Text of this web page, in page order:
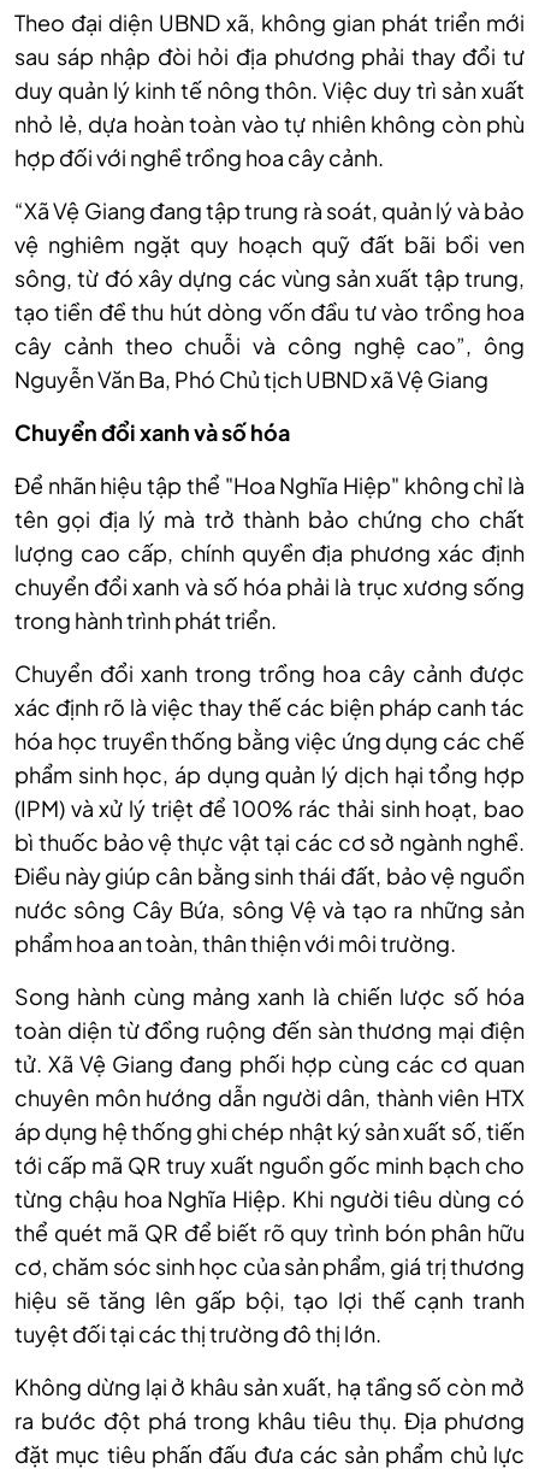
Theo đại diện UBND xã, không gian phát triển mới
sau sáp nhập đòi hỏi địa phương phải thay đổi tư
duy quản lý kinh tế nông thôn. Việc duy trì sản xuất
nhỏ lẻ, dựa hoàn toàn vào tự nhiên không còn phù
hợp đối với nghề trồng hoa cây cảnh.
“Xã Vệ Giang đang tập trung rà soát, quản lý và bảo
vệ nghiêm ngặt quy hoạch quỹ đất bãi bồi ven
sông, từ đó xây dựng các vùng sản xuất tập trung,
tạo tiền đề thu hút dòng vốn đầu tư vào trồng hoa
cây cảnh theo chuỗi và công nghệ cao”, ông
Nguyễn Văn Ba, Phó Chủ tịch UBND xã Vệ Giang
Chuyển đổi xanh và số hóa
Để nhãn hiệu tập thể "Hoa Nghĩa Hiệp" không chỉ là
tên gọi địa lý mà trở thành bảo chứng cho chất
lượng cao cấp, chính quyền địa phương xác định
chuyển đổi xanh và số hóa phải là trục xương sống
trong hành trình phát triển.
Chuyển đổi xanh trong trồng hoa cây cảnh được
xác định rõ là việc thay thế các biện pháp canh tác
hóa học truyền thống bằng việc ứng dụng các chế
phẩm sinh học, áp dụng quản lý dịch hại tổng hợp
(IPM) và xử lý triệt để 100% rác thải sinh hoạt, bao
bì thuốc bảo vệ thực vật tại các cơ sở ngành nghề.
Điều này giúp cân bằng sinh thái đất, bảo vệ nguồn
nước sông Cây Bứa, sông Vệ và tạo ra những sản
phẩm hoa an toàn, thân thiện với môi trường.
Song hành cùng mảng xanh là chiến lược số hóa
toàn diện từ đồng ruộng đến sàn thương mại điện
tử. Xã Vệ Giang đang phối hợp cùng các cơ quan
chuyên môn hướng dẫn người dân, thành viên HTX
áp dụng hệ thống ghi chép nhật ký sản xuất số, tiến
tới cấp mã QR truy xuất nguồn gốc minh bạch cho
từng chậu hoa Nghĩa Hiệp. Khi người tiêu dùng có
thể quét mã QR để biết rõ quy trình bón phân hữu
cơ, chăm sóc sinh học của sản phẩm, giá trị thương
hiệu sẽ tăng lên gấp bội, tạo lợi thế cạnh tranh
tuyệt đối tại các thị trường đô thị lớn.
Không dừng lại ở khâu sản xuất, hạ tầng số còn mở
ra bước đột phá trong khâu tiêu thụ. Địa phương
đặt mục tiêu phấn đấu đưa các sản phẩm chủ lực